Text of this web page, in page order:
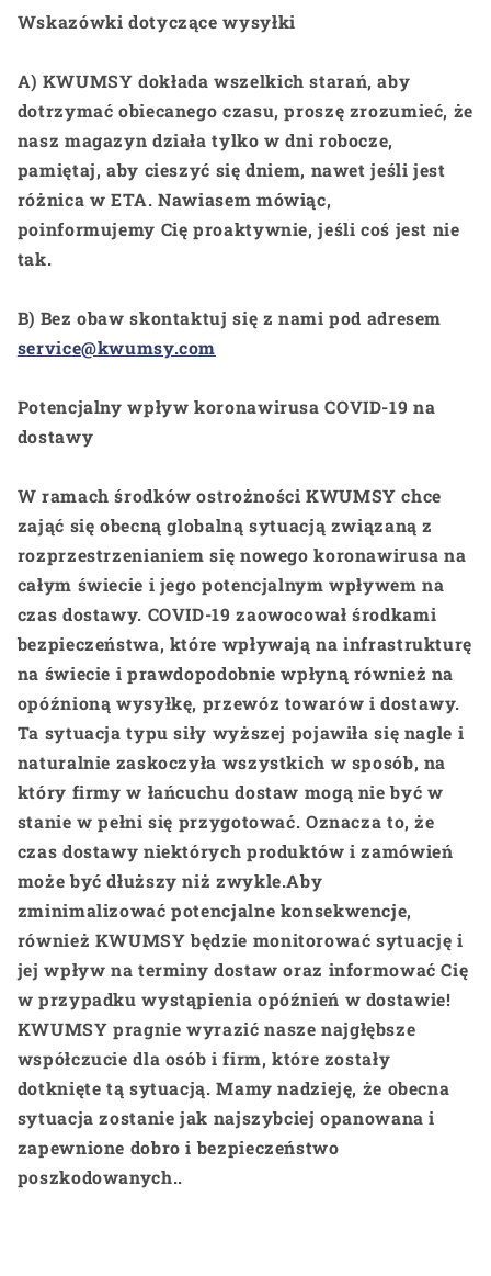
Wskazówki dotyczące wysyłki
A) KWUMSY dokłada wszelkich starań, aby
dotrzymać obiecanego czasu, proszę zrozumieć, że
nasz magazyn działa tylko w dni robocze,
pamiętaj, aby cieszyć się dniem, nawet jeśli jest
różnica w ETA. Nawiasem mówiąc,
poinformujemy Cię proaktywnie, jeśli coś jest nie
tak.
B) Bez obaw skontaktuj się z nami pod adresem
service@kwumsy.com
Potencjalny wpływ koronawirusa COVID-19 na
dostawy
W ramach środków ostrożności KWUMSY chce
zająć się obecną globalną sytuacją związaną z
rozprzestrzenianiem się nowego koronawirusa na
całym świecie i jego potencjalnym wpływem na
czas dostawy. COVID-19 zaowocował środkami
bezpieczeństwa, które wpływają na infrastrukturę
na świecie i prawdopodobnie wpłyną również na
opóźnioną wysyłkę, przewóz towarów i dostawy.
Ta sytuacja typu siły wyższej pojawiła się nagle i
naturalnie zaskoczyła wszystkich w sposób, na
który firmy w łańcuchu dostaw mogą nie być w
stanie w pełni się przygotować. Oznacza to, że
czas dostawy niektórych produktów i zamówień
może być dłuższy niż zwykle.Aby
zminimalizować potencjalne konsekwencje,
również KWUMSY będzie monitorować sytuację i
jej wpływ na terminy dostaw oraz informować Cię
w przypadku wystąpienia opóźnień w dostawie!
KWUMSY pragnie wyrazić nasze najgłębsze
współczucie dla osób i firm, które zostały
dotknięte tą sytuacją. Mamy nadzieję, że obecna
sytuacja zostanie jak najszybciej opanowana i
zapewnione dobro i bezpieczeństwo
poszkodowanych..